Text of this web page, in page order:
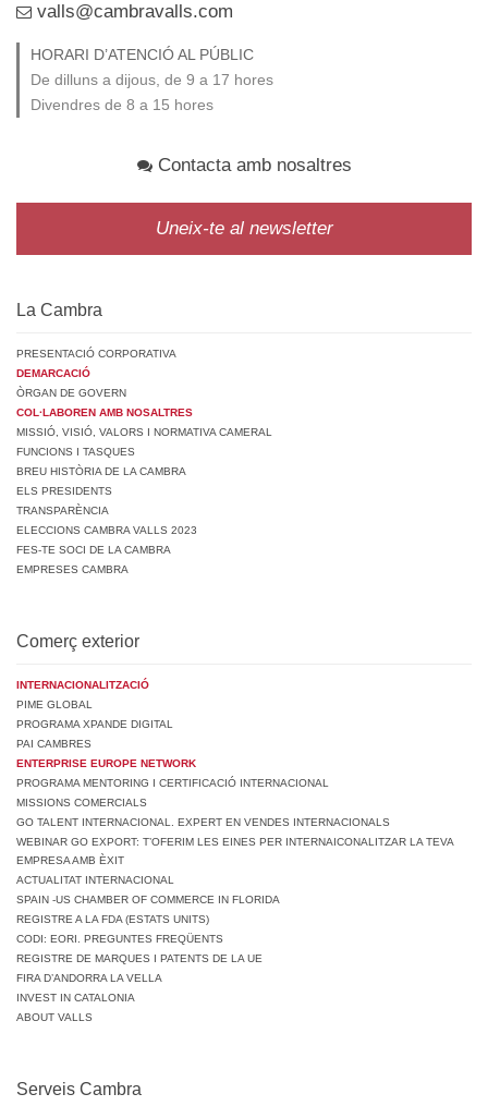
valls@cambravalls.com
HORARI D’ATENCIÓ AL PÚBLIC
De dilluns a dijous, de 9 a 17 hores
Divendres de 8 a 15 hores
Contacta amb nosaltres
Uneix-te al newsletter
La Cambra
PRESENTACIÓ CORPORATIVA
DEMARCACIÓ
ÒRGAN DE GOVERN
COL·LABOREN AMB NOSALTRES
MISSIÓ, VISIÓ, VALORS I NORMATIVA CAMERAL
FUNCIONS I TASQUES
BREU HISTÒRIA DE LA CAMBRA
ELS PRESIDENTS
TRANSPARÈNCIA
ELECCIONS CAMBRA VALLS 2023
FES-TE SOCI DE LA CAMBRA
EMPRESES CAMBRA
Comerç exterior
INTERNACIONALITZACIÓ
PIME GLOBAL
PROGRAMA XPANDE DIGITAL
PAI CAMBRES
ENTERPRISE EUROPE NETWORK
PROGRAMA MENTORING I CERTIFICACIÓ INTERNACIONAL
MISSIONS COMERCIALS
GO TALENT INTERNACIONAL. EXPERT EN VENDES INTERNACIONALS
WEBINAR GO EXPORT: T’OFERIM LES EINES PER INTERNAICONALITZAR LA TEVA
EMPRESA AMB ÈXIT
ACTUALITAT INTERNACIONAL
SPAIN -US CHAMBER OF COMMERCE IN FLORIDA
REGISTRE A LA FDA (ESTATS UNITS)
CODI: EORI. PREGUNTES FREQÜENTS
REGISTRE DE MARQUES I PATENTS DE LA UE
FIRA D’ANDORRA LA VELLA
INVEST IN CATALONIA
ABOUT VALLS
Serveis Cambra